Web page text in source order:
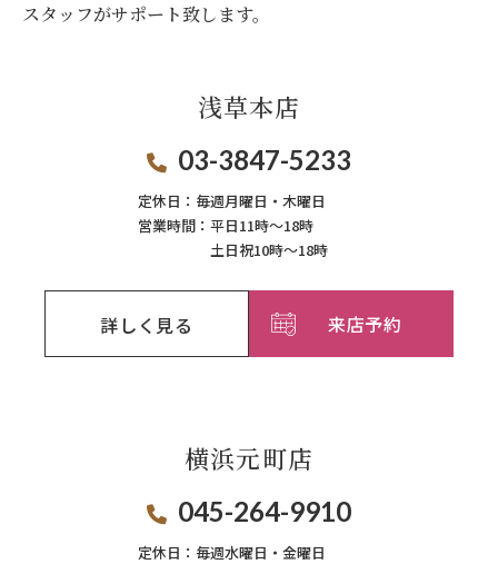
スタッフがサポート致します。
浅草本店
03-3847-5233
定休日： 毎週月曜日・木曜日
営業時間： 平日11時～18時
土日祝10時～18時
詳しく見る 来店予約
横浜元町店
045-264-9910
定休日： 毎週⽔曜⽇‧⾦曜⽇